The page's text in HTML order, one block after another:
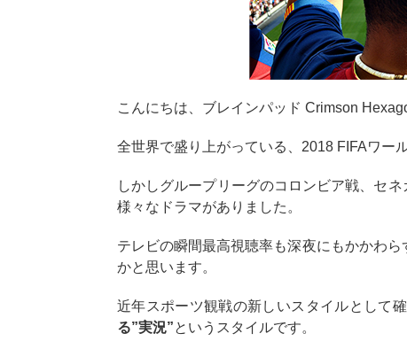
こんにちは、ブレインパッド Crimson
全世界で盛り上がっている、2018 FIFAワー
しかしグループリーグのコロンビア戦、セ
様々なドラマがありました。
テレビの瞬間最高視聴率も深夜にもかかわ
かと思います。
近年スポーツ観戦の新しいスタイルとして確
る”実況”というスタイルです。